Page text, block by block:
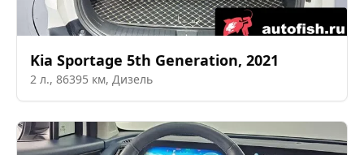
Kia Sportage 5th Generation, 2021
2 л., 86395 км, Дизель